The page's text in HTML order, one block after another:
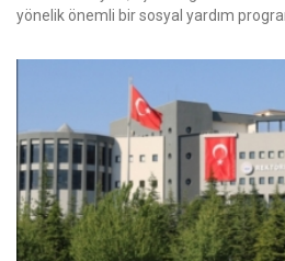
yönelik önemli bir sosyal yardım